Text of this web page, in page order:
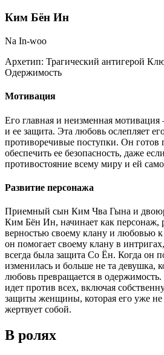
Ким Бён Ин
Na In-woo
Архетип: Трагический антигерой
Одержимость
Мотивация
Его главная и неизменная
и ее защита. Эта любовь ослепляет
противоречивые поступки. Он готов
обеспечить ее безопасность, даже
противостояние всему миру и ей
Развитие персонажа
Приемный сын Ким Чва Гына и
Ким Бён Ин, начинает как
верностью своему клану и любовью
он помогает своему клану в
всегда была защита Со Ён. Когда он
изменилась и больше не та девушка,
любовь превращается в одержимость.
идет против всех, включая
защиты женщины, которая его уже не
жертвует собой.
В ролях